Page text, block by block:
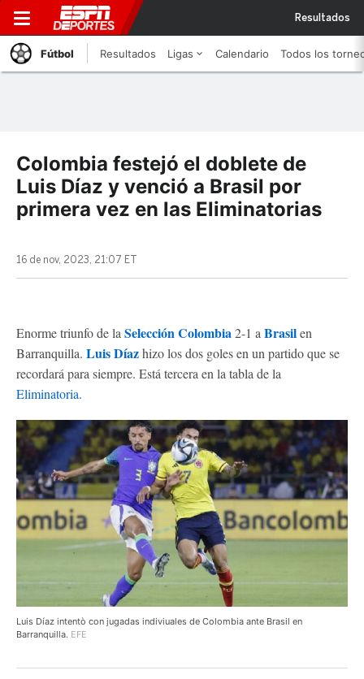
Resultados
Fútbol Resultados Ligas Calendario Todos los
Colombia festejó el doblete de
Luis Díaz y venció a Brasil por
primera vez en las Eliminatorias
16 de nov, 2023, 21:07 ET
Enorme triunfo de la Selección Colombia2-1 a Brasilen
Barranquilla. Luis Díazhizo los dos goles en un partido que se
recordará para siempre. Está tercera en la tabla de la
Eliminatoria.
Luis Díaz intentò con jugadas indiviuales de Colombia ante Brasil en
Barranquilla. EFE